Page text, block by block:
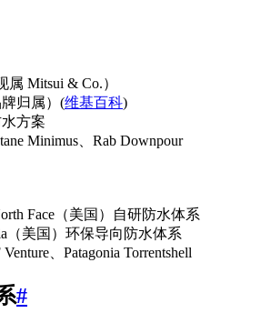
属 Mitsui & Co.）
归属）(维基百科)
方案
Minimus、Rab Downpour
Face（美国）自研防水体系
（美国）环保导向防水体系
、Patagonia Torrentshell
#